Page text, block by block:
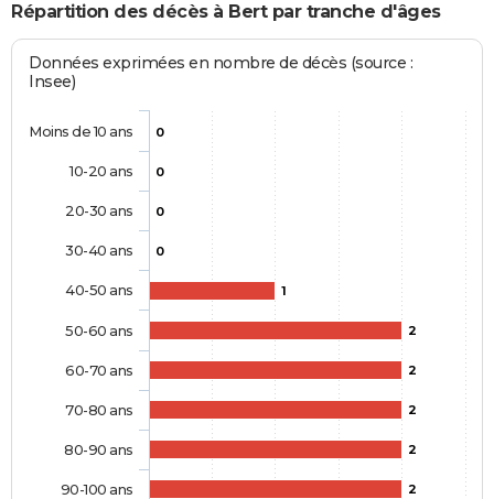
Répartition des décès à Bert par tranche d'âges
Données exprimées en nombre de décès (source :
Insee)
0
0
0
0
1
2
2
2
2
2
Moins de 10 ans
10-20 ans
20-30 ans
30-40 ans
40-50 ans
50-60 ans
60-70 ans
70-80 ans
80-90 ans
90-100 ans